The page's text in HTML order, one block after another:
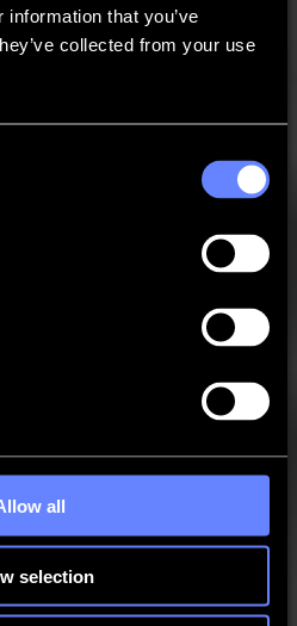
that you’ve
collected from your use
all
selection
preguntas técnicas en nuestra